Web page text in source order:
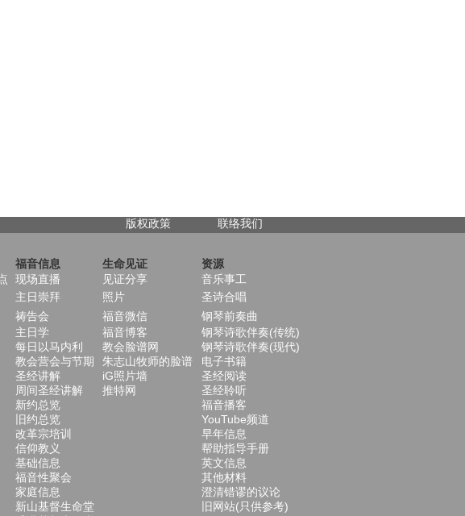
版权政策 联络我们
福音信息 生命见证
资源
现场直播 见证分享
音乐事工
主日崇拜 照片
圣诗合唱
祷告会 福音微信
钢琴前奏曲
主日学 福音博客
钢琴诗歌伴奏(传统)
每日以马内利 教会脸谱网
钢琴诗歌伴奏(现代)
教会营会与节期 朱志山牧师的脸谱
电子书籍
圣经讲解 iG照片墙
圣经阅读
周间圣经讲解 推特网
圣经聆听
新约总览
福音播客
旧约总览
YouTube频道
改革宗培训
早年信息
信仰教义
帮助指导手册
基础信息
英文信息
福音性聚会
其他材料
家庭信息
澄清错谬的议论
新山基督生命堂
旧网站(只供参考)